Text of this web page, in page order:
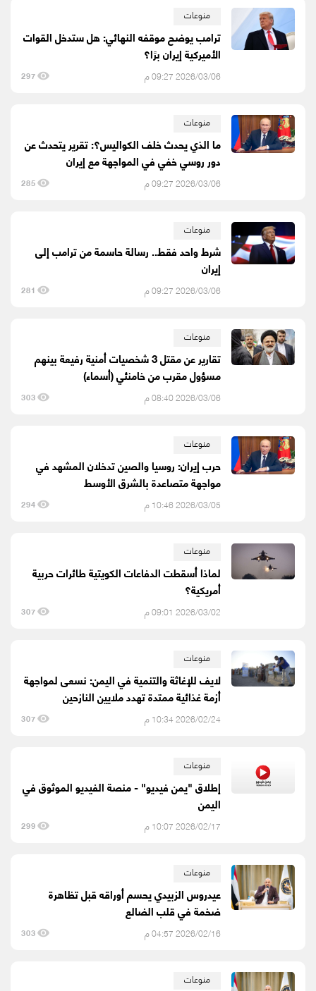
منوعات
ترامب يوضح موقفه النهائي: هل ستدخل القوات
الأميركية إيران برًا؟
2026/03/06 09:27 م 297
منوعات
ما الذي يحدث خلف الكواليس؟: تقرير يتحدث عن
دور روسي خفي في المواجهة مع إيران
2026/03/06 09:27 م 285
منوعات
شرط واحد فقط.. رسالة حاسمة من ترامب إلى
إيران
2026/03/06 09:27 م 281
منوعات
تقارير عن مقتل 3 شخصيات أمنية رفيعة بينهم
مسؤول مقرب من خامنئي (أسماء)
2026/03/06 08:40 م 303
منوعات
حرب إيران: روسيا والصين تدخلان المشهد في
مواجهة متصاعدة بالشرق الأوسط
2026/03/05 10:46 م 294
منوعات
لماذا أسقطت الدفاعات الكويتية طائرات حربية
أمريكية؟
2026/03/02 09:01 م 307
منوعات
لايف للإغاثة والتنمية في اليمن: نسعى لمواجهة
أزمة غذائية ممتدة تهدد ملايين النازحين
2026/02/24 10:34 م 307
منوعات
إطلاق "يمن فيديو" - منصة الفيديو الموثوق في
اليمن
2026/02/17 10:07 م 299
منوعات
عيدروس الزبيدي يحسم أوراقه قبل تظاهرة
ضخمة في قلب الضالع
2026/02/16 04:57 م 303
منوعات